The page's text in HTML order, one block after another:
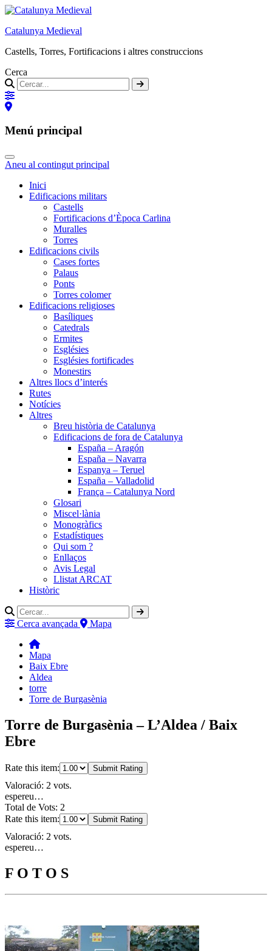
Catalunya Medieval
Castells, Torres, Fortificacions i altres construccions
Cerca
Menú principal
Aneu al contingut principal
Inici
Edificacions militars
Castells
Fortificacions d’Època Carlina
Muralles
Torres
Edificacions civils
Cases fortes
Palaus
Ponts
Torres colomer
Edificacions religioses
Basíliques
Catedrals
Ermites
Esglésies
Esglésies fortificades
Monestirs
Altres llocs d’interés
Rutes
Notícies
Altres
Breu història de Catalunya
Edificacions de fora de Catalunya
España – Aragón
España – Navarra
Espanya – Teruel
España – Valladolid
França – Catalunya Nord
Glosari
Miscel·lània
Monogràfics
Estadístiques
Qui som ?
Enllaços
Avis Legal
Llistat ARCAT
Històric
Cerca avançada Mapa
Mapa
Baix Ebre
Aldea
torre
Torre de Burgasènia
Torre de Burgasènia – L’Aldea / Baix
Ebre
Rate this item: Submit Rating
Valoració: 2 vots.
espereu…
Total de Vots: 2
Rate this item:
Submit Rating
Valoració: 2 vots.
espereu…
F O T O S